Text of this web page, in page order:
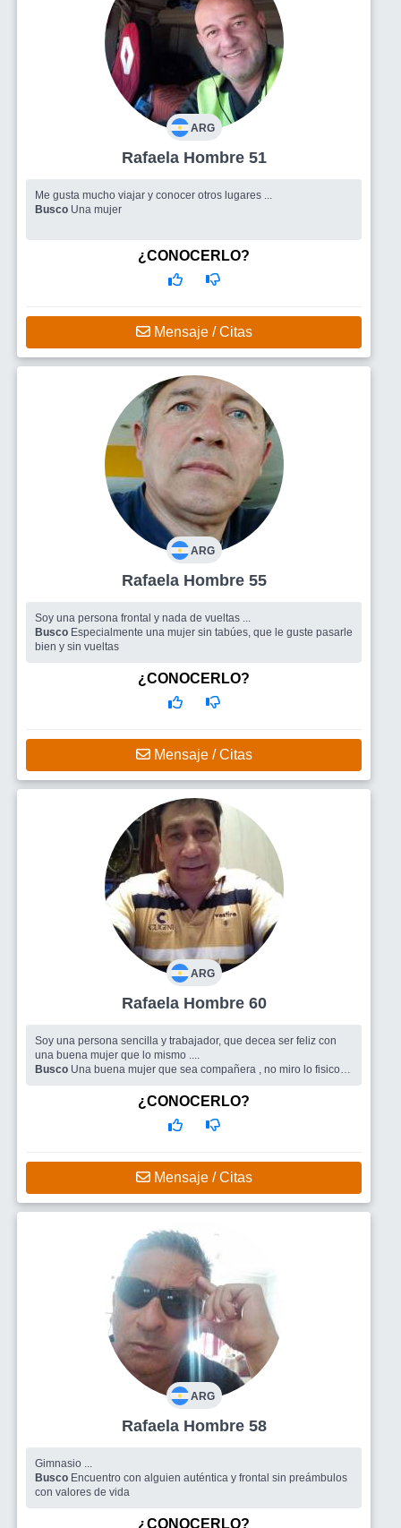
ARG
Rafaela Hombre 51
Me gusta mucho viajar y conocer otros lugares ...
Busco Una mujer
¿CONOCERLO?
Mensaje / Citas
ARG
Rafaela Hombre 55
Soy una persona frontal y nada de vueltas ...
Busco Especialmente una mujer sin tabúes, que le guste pasarle
bien y sin vueltas
¿CONOCERLO?
Mensaje / Citas
ARG
Rafaela Hombre 60
Soy una persona sencilla y trabajador, que decea ser feliz con
una buena mujer que lo mismo ....
Busco Una buena mujer que sea compañera , no miro lo fisico ,
¿CONOCERLO?
Mensaje / Citas
ARG
Rafaela Hombre 58
Gimnasio ...
Busco Encuentro con alguien auténtica y frontal sin preámbulos
con valores de vida
¿CONOCERLO?